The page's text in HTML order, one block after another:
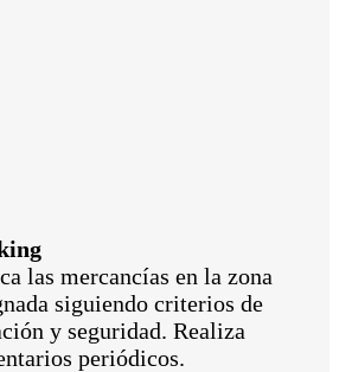
las mercancías en la zona
siguiendo criterios de
y seguridad. Realiza
periódicos.